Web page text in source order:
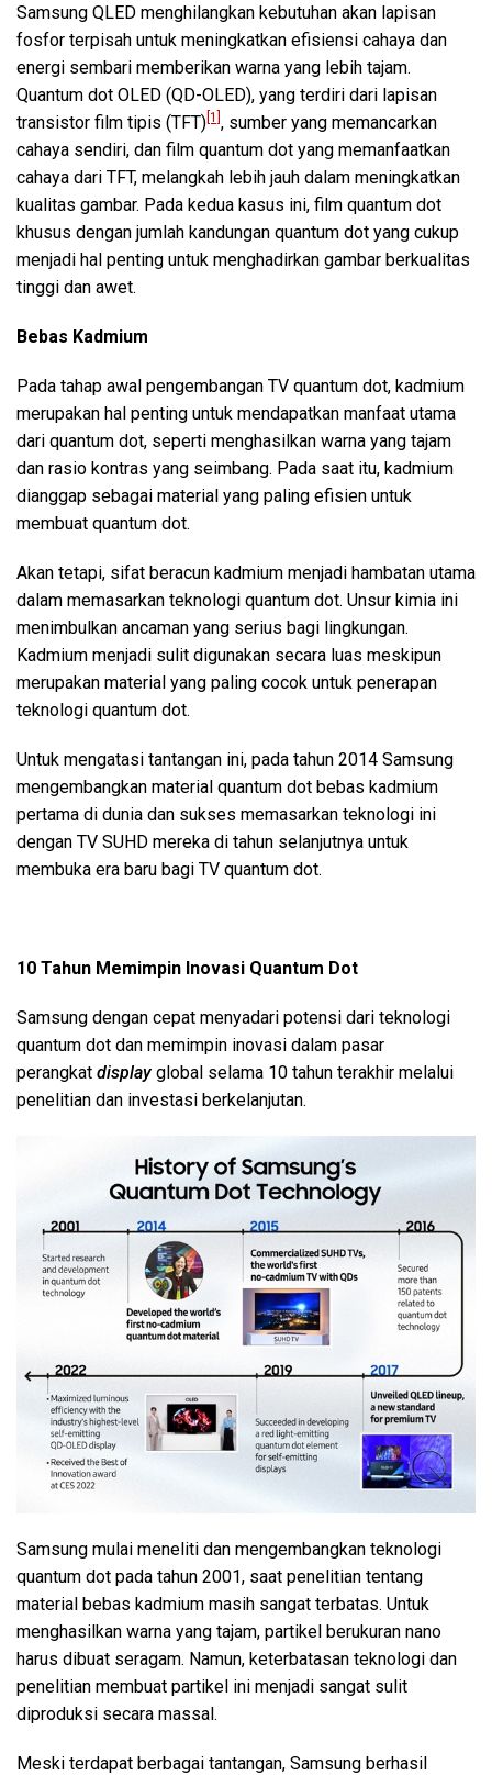
Samsung QLED menghilangkan kebutuhan akan lapisan
fosfor terpisah untuk meningkatkan efisiensi cahaya dan
energi sembari memberikan warna yang lebih tajam.
Quantum dot OLED (QD-OLED), yang terdiri dari lapisan
transistor film tipis (TFT) [1] , sumber yang memancarkan
cahaya sendiri, dan film quantum dot yang memanfaatkan
cahaya dari TFT, melangkah lebih jauh dalam meningkatkan
kualitas gambar. Pada kedua kasus ini, film quantum dot
khusus dengan jumlah kandungan quantum dot yang cukup
menjadi hal penting untuk menghadirkan gambar berkualitas
tinggi dan awet.
Bebas Kadmium
Pada tahap awal pengembangan TV quantum dot, kadmium
merupakan hal penting untuk mendapatkan manfaat utama
dari quantum dot, seperti menghasilkan warna yang tajam
dan rasio kontras yang seimbang. Pada saat itu, kadmium
dianggap sebagai material yang paling efisien untuk
membuat quantum dot.
Akan tetapi, sifat beracun kadmium menjadi hambatan utama
dalam memasarkan teknologi quantum dot. Unsur kimia ini
menimbulkan ancaman yang serius bagi lingkungan.
Kadmium menjadi sulit digunakan secara luas meskipun
merupakan material yang paling cocok untuk penerapan
teknologi quantum dot.
Untuk mengatasi tantangan ini, pada tahun 2014 Samsung
mengembangkan material quantum dot bebas kadmium
pertama di dunia dan sukses memasarkan teknologi ini
dengan TV SUHD mereka di tahun selanjutnya untuk
membuka era baru bagi TV quantum dot.
10 Tahun Memimpin Inovasi Quantum Dot
Samsung dengan cepat menyadari potensi dari teknologi
quantum dot dan memimpin inovasi dalam pasar
perangkat display global selama 10 tahun terakhir melalui
penelitian dan investasi berkelanjutan.
Samsung mulai meneliti dan mengembangkan teknologi
quantum dot pada tahun 2001, saat penelitian tentang
material bebas kadmium masih sangat terbatas. Untuk
menghasilkan warna yang tajam, partikel berukuran nano
harus dibuat seragam. Namun, keterbatasan teknologi dan
penelitian membuat partikel ini menjadi sangat sulit
diproduksi secara massal.
Meski terdapat berbagai tantangan, Samsung berhasil